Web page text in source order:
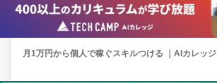
月1万円から個人で稼ぐスキルつける ｜AIカレッジ